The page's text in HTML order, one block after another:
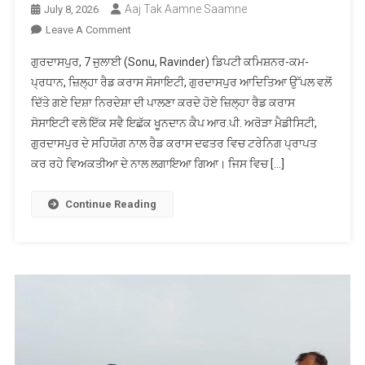
July 8, 2026 Aaj Tak Aamne Saamne
Leave A CommentOn
ਰੈਡ
ਕਰਾਸ
ਸੋਸਾਇਟੀ
ਵਲੋ
ਸਵੈ
ਇਛੁੱਕ
ਕੈਪ
ਗੁਰਦਾਸਪੁਰ, 7 ਜੁਲਾਈ (Sonu, Ravinder) ਡਿਪਟੀ ਕਮਿਸ਼ਨਰ-ਕਮ-
ਪ੍ਰਧਾਨ, ਜ਼ਿਲ੍ਹਾ ਰੈਡ ਕਰਾਸ ਸੋਸਾਇਟੀ, ਗੁਰਦਾਸਪੁਰ ਆਦਿਤਿਆ ਉੱਪਲ ਵਲੋਂ
ਦਿੱਤੇ ਗਏ ਦਿਸ਼ਾ ਨਿਰਦੇਸ਼ਾ ਦੀ ਪਾਲਣਾ ਕਰਦੇ ਹੋਏ ਜ਼ਿਲ੍ਹਾ ਰੈਡ ਕਰਾਸ
ਸੋਸਾਇਟੀ ਵਲੋ ਇੱਕ ਸਵੈ ਇਛੱਕ ਖੂਨਦਾਨ ਕੈਪ ਆਰ.ਪੀ. ਅਰੋੜਾ ਮੈਡੀਸਿਟੀ,
ਗੁਰਦਾਸਪੁਰ ਦੇ ਸਹਿਯੋਗ ਨਾਲ ਰੈਡ ਕਰਾਸ ਦਫਤਰ ਵਿਚ ਟਰੇਨਿਗ ਪ੍ਰਾਪਤ
ਕਰ ਰਹੇ ਵਿਅਕਤੀਆ ਦੇ ਨਾਲ ਲਗਾਇਆ ਗਿਆ। ਜਿਸ ਵਿਚ […]
Continue Reading